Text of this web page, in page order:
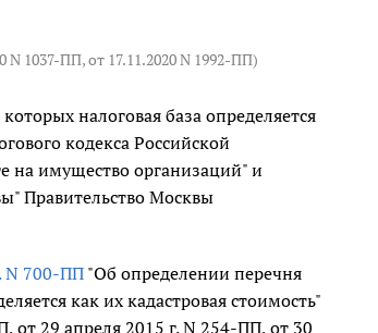
N 1037-ПП, от 17.11.2020 N 1992-ПП)
налоговая база определяется
кодекса Российской
на имущество организаций" и
Правительство Москвы
N 700-ПП"Об определении перечня
как их кадастровая стоимость"
от 29 апреля 2015 г. N 254-ПП, от 30